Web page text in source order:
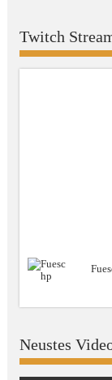
Twitch
Neustes